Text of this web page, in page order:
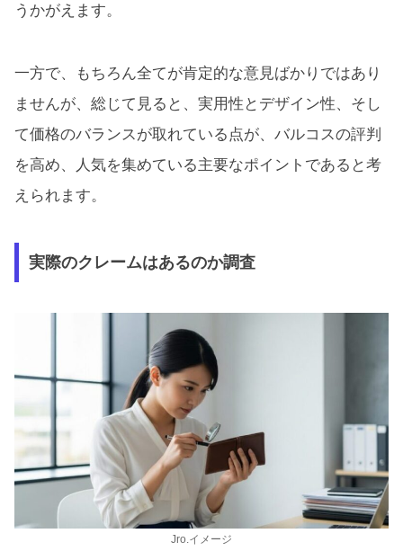
うかがえます。
一方で、もちろん全てが肯定的な意見ばかりではあり
ませんが、総じて見ると、実用性とデザイン性、そし
て価格のバランスが取れている点が、バルコスの評判
を高め、人気を集めている主要なポイントであると考
えられます。
実際のクレームはあるのか調査
Jro.イメージ